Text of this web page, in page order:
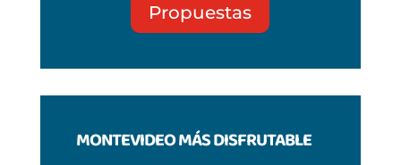
Propuestas
MONTEVIDEO MÁS DISFRUTABLE